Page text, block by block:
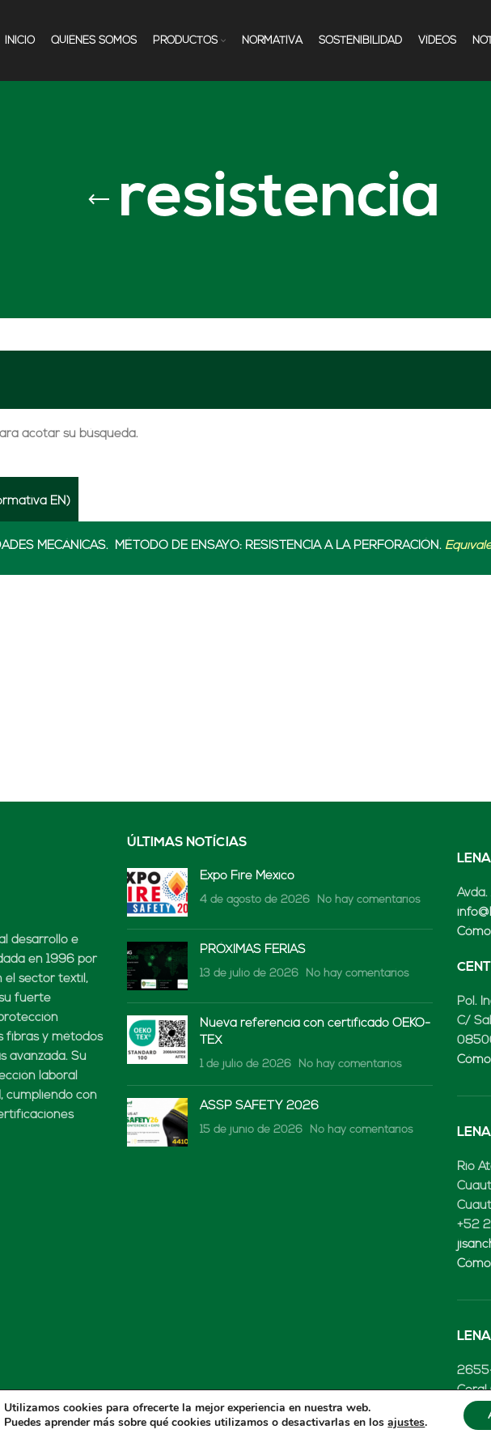
INICIO QUIÉNES SOMOS PRODUCTOS NORMATIVA SOSTENIBILIDAD VÍDEOS
resistencia
acotar su búsqueda.
EN)
MECÁNICAS. MÉTODO DE ENSAYO: RESISTENCIA A LA PERFORACIÓN.
desarrollo e
en 1996 por
el sector textil,
fuerte
fibras y métodos
avanzada. Su
laboral
cumpliendo con
ÚLTIMAS NOTÍCIAS
Expo Fire México
4 de agosto de 2026 No hay comentarios
PRÓXIMAS FERIAS
13 de julio de 2026 No hay comentarios
Nueva referencia con certificado OEKO-
TEX
1 de julio de 2026 No hay comentarios
ASSP SAFETY 2026
15 de junio de 2026 No hay comentarios
Pol.
C/
Rio
+52
Coral
+52
Utilizamos cookies para ofrecerte la mejor experiencia en nuestra web.
Puedes aprender más sobre qué cookies utilizamos o desactivarlas en losajustes.